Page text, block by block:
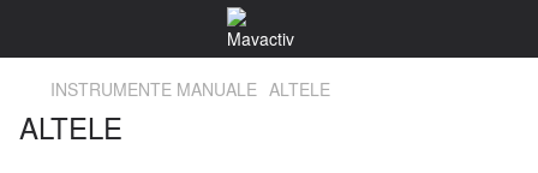
INSTRUMENTE MANUALE ALTELE
ALTELE